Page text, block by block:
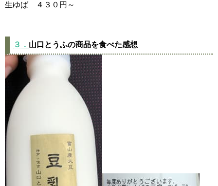
生ゆば ４３０円～
３． 山口とうふの商品を食べた感想